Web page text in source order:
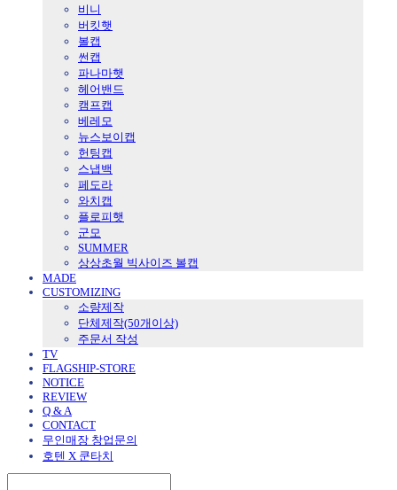
비니
버킷햇
볼캡
썬캡
파나마햇
헤어밴드
캠프캡
베레모
뉴스보이캡
헌팅캡
스냅백
페도라
와치캡
플로피햇
군모
SUMMER
상상초월 빅사이즈 볼캡
MADE
CUSTOMIZING
소량제작
단체제작(50개이상)
주문서 작성
TV
FLAGSHIP-STORE
NOTICE
REVIEW
Q & A
CONTACT
무인매장 창업문의
호텐 X 쿤타치